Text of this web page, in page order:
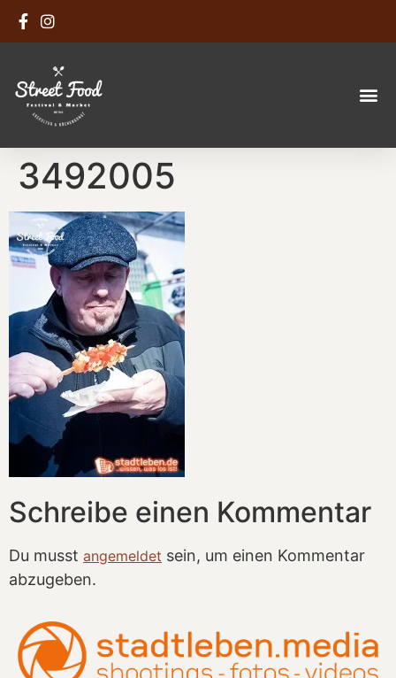
3492005
Schreibe einen Kommentar
Du musst angemeldet sein, um einen Kommentar
abzugeben.